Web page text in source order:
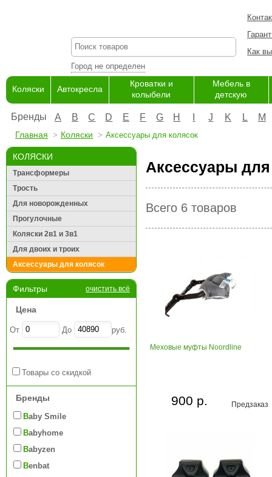
Город не определен
Как
Коляски Автокресла
Кроватки и
колыбели
Мебель в
детскую
Бренды A B C D E F G H J K L M
Главная Коляски Аксессуары для колясок
КОЛЯСКИ
Трансформеры
Трость
Для новорожденных
Прогулочные
Коляски 2в1 и 3в1
Для двоих и троих
Аксессуары для колясок
Фильтры очистить всё
Цена
От До руб.
Товары со скидкой
Бренды
Baby Smile
Babyhome
Babyzen
Benbat
Аксессуары для
Всего 6 товаров
Меховые муфты Noordline
Предзаказ
900 р.